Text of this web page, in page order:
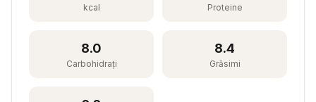
kcal Proteine
8.0
Carbohidrați
8.4
Grăsimi